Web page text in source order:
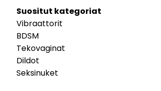
Suositut kategoriat
Vibraattorit
BDSM
Tekovaginat
Dildot
Seksinuket